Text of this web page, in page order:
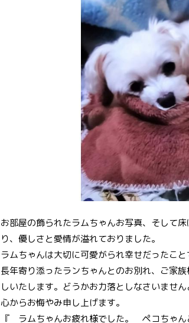
お部屋の飾られたラムちゃんお写真、そして
り、優しさと愛情が溢れておりました。
ラムちゃんは大切に可愛がられ幸せだったこ
長年寄り添ったランちゃんとのお別れ、ご家
しいたします。どうかお力落としなさいません
心からお悔やみ申し上げます。
『 ラムちゃんお疲れ様でした。 ペコちゃん